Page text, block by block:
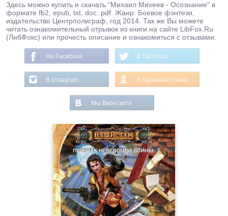
Здесь можно купить и скачать "Михаил Михеев - Осознание" в
формате fb2, epub, txt, doc, pdf. Жанр: Боевое фэнтези,
издательство Центрполиграф, год 2014. Так же Вы можете
читать ознакомительный отрывок из книги на сайте LibFox.Ru
(ЛибФокс) или прочесть описание и ознакомиться с отзывами.
На Facebook В Твиттере
В Instagram В Одноклассниках
Мы Вконтакте